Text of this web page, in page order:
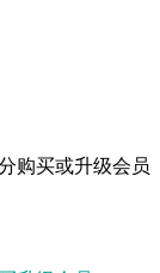
购买或升级会员